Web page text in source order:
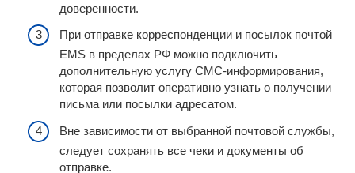
доверенности.
При отправке корреспонденции и посылок почтой
EMS в пределах РФ можно подключить
дополнительную услугу СМС-информирования,
которая позволит оперативно узнать о получении
письма или посылки адресатом.
Вне зависимости от выбранной почтовой службы,
следует сохранять все чеки и документы об
отправке.